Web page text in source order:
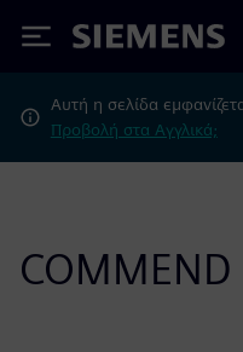
Siemens
Αυτή η σελίδα
Προβολή στα Αγγλικά;
COMMEND